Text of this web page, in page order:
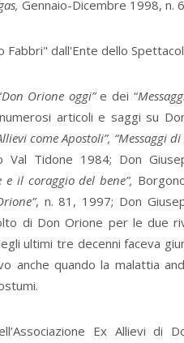
Gennaio-Dicembre 1998, n.
Fabbri" dall'Ente dello
Don Orione oggi”e dei “
articoli e saggi su
come Apostoli”, “Messaggi
Val Tidone 1984; Don
e il coraggio del bene”,
, n. 81, 1997; Don
di Don Orione per le due
ultimi tre decenni faceva
anche quando la malattia
Ex Allievi di